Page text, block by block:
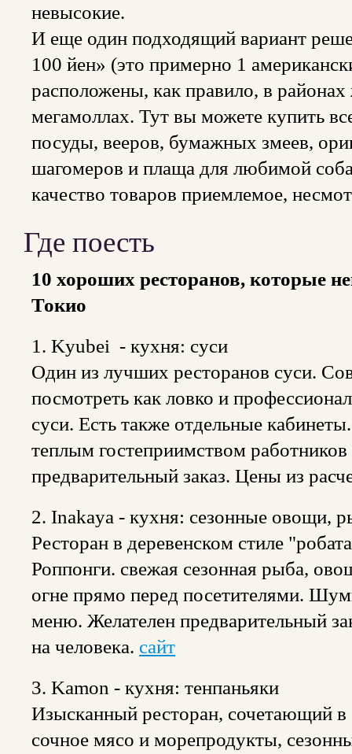
невысокие.
И еще один подходящий вариант
100 йен» (это примерно 1
расположены, как правило, в
мегамоллах. Тут вы можете купить
посуды, вееров, бумажных змеев,
шагомеров и плаща для любимой
качество товаров приемлемое,
Где поесть
10 хороших ресторанов, которые
Токио
1. Kyubei - кухня: суси
Один из лучших ресторанов суси.
посмотреть как ловко и
суси. Есть также отдельные
теплым гостеприимством
предварительный заказ. Цены из
2. Inakaya - кухня: сезонные овощи,
Ресторан в деревенском стиле
Роппонги. свежая сезонная рыба,
огне прямо перед посетителями.
меню. Желателен предварительный
на человека. сайт
3. Kamon - кухня: тенпаньяки
Изысканный ресторан, сочетающий в
сочное мясо и морепродукты,